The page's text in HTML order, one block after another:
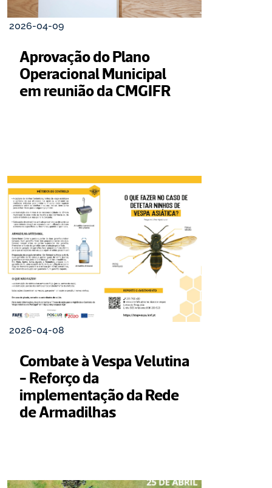
2026-04-09
Aprovação do Plano
Operacional Municipal
em reunião da CMGIFR
2026-04-08
Combate à Vespa Velutina
- Reforço da
implementação da Rede
de Armadilhas